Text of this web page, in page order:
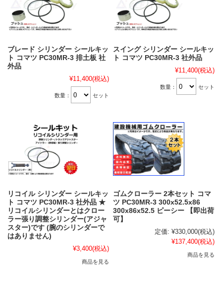
ブレード シリンダー シールキッ
ト コマツ PC30MR-3 排土板 社
外品
¥11,400(税込)
数量： セット
スイング シリンダー シールキッ
ト コマツ PC30MR-3 社外品
¥11,400(税込)
数量： セット
リコイル シリンダー シールキッ
ト コマツ PC30MR-3 社外品 ★
リコイルシリンダーとはクロー
ラー張り調整シリンダー(アジャ
スター)です (腕のシリンダーで
はありません)
¥3,400(税込)
商品を見る
ゴムクローラー 2本セット コマ
ツ PC30MR-3 300x52.5x86
300x86x52.5 ピーシー 【即出荷
可】
定価: ¥330,000(税込)
¥137,400(税込)
商品を見る